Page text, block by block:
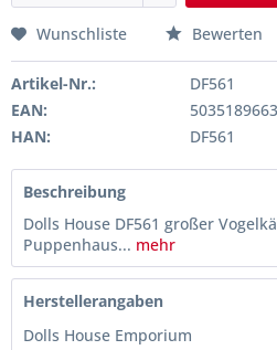
Wunschliste Bewerten
Artikel-Nr.:
DF561
EAN:
HAN:
DF561
Beschreibung
Dolls House DF561 großer
Puppenhaus... mehr
Herstellerangaben
Dolls House Emporium